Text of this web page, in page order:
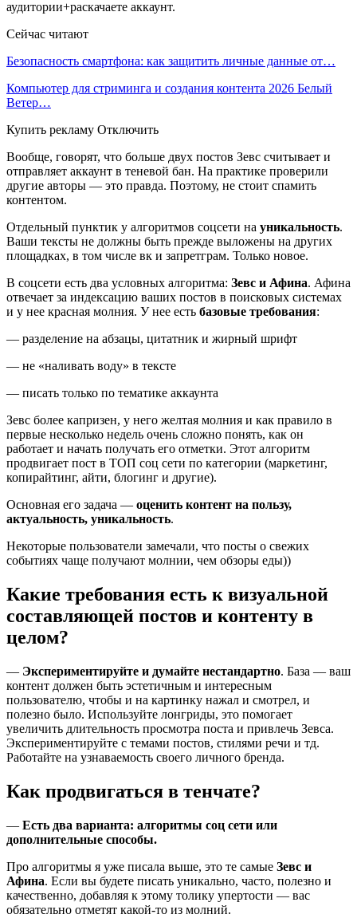
аудитории+раскачаете аккаунт.
Сейчас читают
Безопасность смартфона: как защитить личные данные от…
Компьютер для стриминга и создания контента 2026 Белый
Ветер…
Купить рекламу Отключить
Вообще, говорят, что больше двух постов Зевс считывает и
отправляет аккаунт в теневой бан. На практике проверили
другие авторы — это правда. Поэтому, не стоит спамить
контентом.
Отдельный пунктик у алгоритмов соцсети на уникальность.
Ваши тексты не должны быть прежде выложены на других
площадках, в том числе вк и запретграм. Только новое.
В соцсети есть два условных алгоритма: Зевс и Афина. Афина
отвечает за индексацию ваших постов в поисковых системах
и у нее красная молния. У нее есть базовые требования:
— разделение на абзацы, цитатник и жирный шрифт
— не «наливать воду» в тексте
— писать только по тематике аккаунта
Зевс более капризен, у него желтая молния и как правило в
первые несколько недель очень сложно понять, как он
работает и начать получать его отметки. Этот алгоритм
продвигает пост в ТОП соц сети по категории (маркетинг,
копирайтинг, айти, блогинг и другие).
Основная его задача — оценить контент на пользу,
актуальность, уникальность.
Некоторые пользователи замечали, что посты о свежих
событиях чаще получают молнии, чем обзоры еды))
Какие требования есть к визуальной
составляющей постов и контенту в
целом?
— Экспериментируйте и думайте нестандартно. База — ваш
контент должен быть эстетичным и интересным
пользователю, чтобы и на картинку нажал и смотрел, и
полезно было. Используйте лонгриды, это помогает
увеличить длительность просмотра поста и привлечь Зевса.
Экспериментируйте с темами постов, стилями речи и тд.
Работайте на узнаваемость своего личного бренда.
Как продвигаться в тенчате?
— Есть два варианта: алгоритмы соц сети или
дополнительные способы.
Про алгоритмы я уже писала выше, это те самые Зевс и
Афина. Если вы будете писать уникально, часто, полезно и
качественно, добавляя к этому толику упертости — вас
обязательно отметят какой-то из молний.